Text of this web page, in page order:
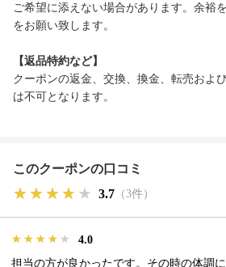
ご希望に添えない場合があります。余裕
をお願い致します。
【返品特約など】
クーポンの返金、交換、換金、転売およ
は不可となります。
このクーポンの口コミ
★★★★★
★★★★★
★★★★★ 3.7 （3件）
★★★★★
★★★★★
★★★★★
4.0
担当の方が良かったです。その時の体調